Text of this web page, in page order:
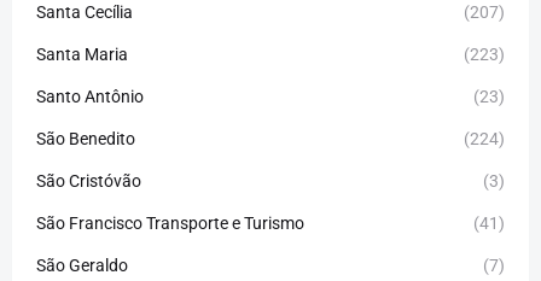
Santa Cecília (207)
Santa Maria (223)
Santo Antônio (23)
São Benedito (224)
São Cristóvão (3)
São Francisco Transporte e Turismo (41)
São Geraldo (7)